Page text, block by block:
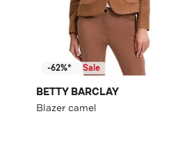
-62%* Sale
BETTY BARCLAY
Blazer camel